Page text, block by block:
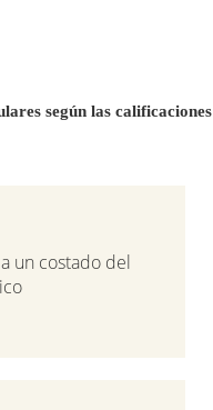
según las calificaciones
un costado del